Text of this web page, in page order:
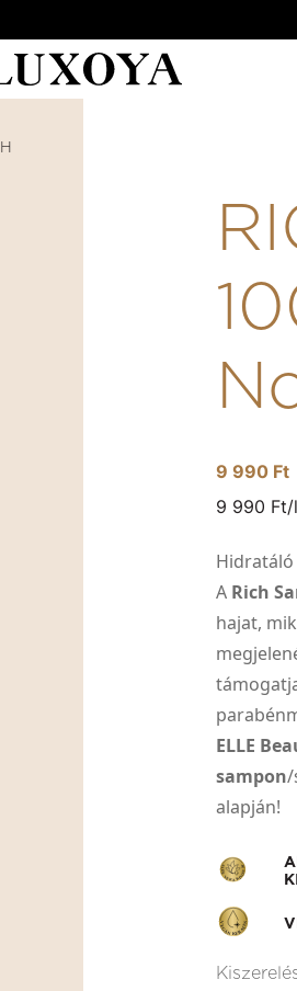
- SAMPON 1000ML - NORMÁL
9 990 Ft
9 990 Ft/l
A Rich
hajat,
ELLE
sampon/
alapján!